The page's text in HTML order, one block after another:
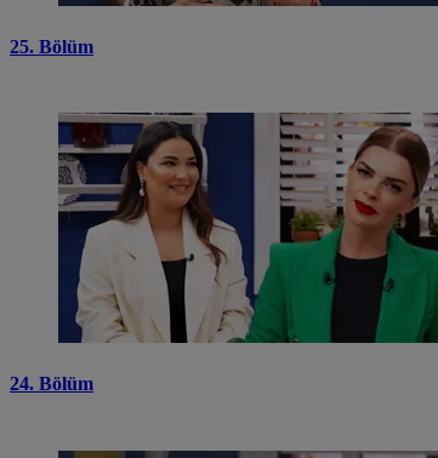
25. Bölüm
24. Bölüm